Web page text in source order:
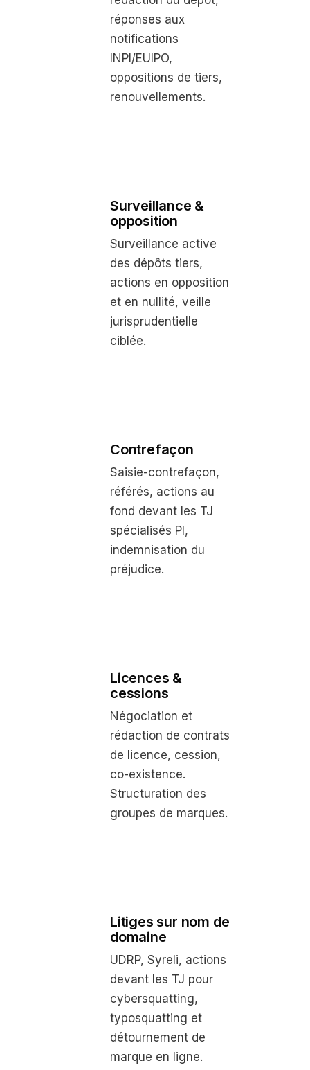
réponses aux
notifications
INPI/EUIPO,
oppositions de tiers,
renouvellements.
Surveillance &
opposition
Surveillance active
des dépôts tiers,
actions en opposition
et en nullité, veille
jurisprudentielle
ciblée.
Contrefaçon
Saisie-contrefaçon,
référés, actions au
fond devant les TJ
spécialisés PI,
indemnisation du
préjudice.
Licences &
cessions
Négociation et
rédaction de contrats
de licence, cession,
co-existence.
Structuration des
groupes de marques.
Litiges sur nom de
domaine
UDRP, Syreli, actions
devant les TJ pour
cybersquatting,
typosquatting et
détournement de
marque en ligne.